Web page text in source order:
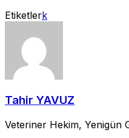
Etiketlerk
Tahir YAVUZ
Veteriner Hekim, Yenigün